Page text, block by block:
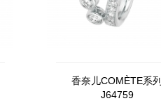
香奈儿COMÈTE系列
J64759